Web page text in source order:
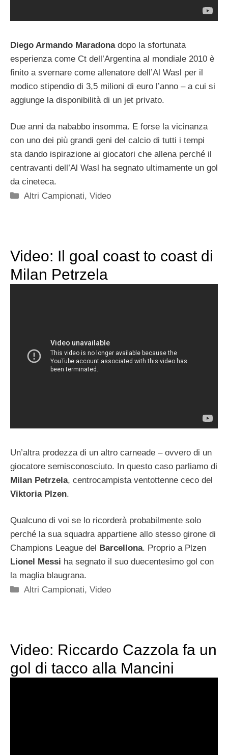
Diego Armando Maradonadopo la sfortunata
esperienza come Ct dell’Argentina al mondiale 2010 è
finito a svernare come allenatore dell’Al Wasl per il
modico stipendio di 3,5 milioni di euro l’anno – a cui si
aggiunge la disponibilità di un jet privato.
Due anni da nababbo insomma. E forse la vicinanza
con uno dei più grandi geni del calcio di tutti i tempi
sta dando ispirazione ai giocatori che allena perché il
centravanti dell’Al Wasl ha segnato ultimamente un gol
da cineteca.
Categorie
Altri Campionati,Video
Video: Il goal coast to coast di
Milan Petrzela
Un’altra prodezza di un altro carneade – ovvero di un
giocatore semisconosciuto. In questo caso parliamo di
Milan Petrzela, centrocampista ventottenne ceco del
Viktoria Plzen.
Qualcuno di voi se lo ricorderà probabilmente solo
perché la sua squadra appartiene allo stesso girone di
Champions League del Barcellona. Proprio a Plzen
Lionel Messi ha segnato il suo duecentesimo gol con
la maglia blaugrana.
Categorie
Altri Campionati,Video
Video: Riccardo Cazzola fa un
gol di tacco alla Mancini